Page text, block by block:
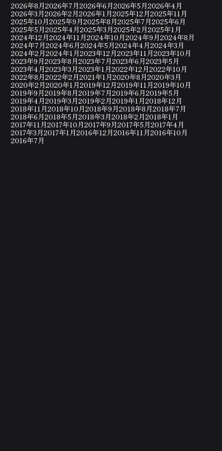
2026年8月2026年7月2026年6月2026年5月2026年4月
2026年3月2026年2月2026年1月2025年12月2025年11月
2025年10月2025年9月2025年8月2025年7月2025年6月
2025年5月2025年4月2025年3月2025年2月2025年1月
2024年12月2024年11月2024年10月2024年9月2024年8月
2024年7月2024年6月2024年5月2024年4月2024年3月
2024年2月2024年1月2023年12月2023年11月2023年10月
2023年9月2023年8月2023年7月2023年6月2023年5月
2023年4月2023年3月2023年1月2022年12月2022年10月
2022年8月2022年2月2021年1月2020年8月2020年3月
2020年2月2020年1月2019年12月2019年11月2019年10月
2019年9月2019年8月2019年7月2019年6月2019年5月
2019年4月2019年3月2019年2月2019年1月2018年12月
2018年11月2018年10月2018年9月2018年8月2018年7月
2018年6月2018年5月2018年3月2018年2月2018年1月
2017年11月2017年10月2017年9月2017年5月2017年4月
2017年3月2017年1月2016年12月2016年11月2016年10月
2016年7月